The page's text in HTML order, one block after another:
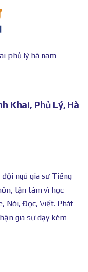
phủ lý hà nam
Khai, Phủ Lý, Hà
ngũ gia sư Tiếng
tận tâm vì học
Nói, Đọc, Viết. Phát
gia sư dạy kèm